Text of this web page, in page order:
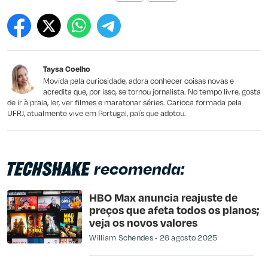
Este conteúdo contém informação incorreta
Outro
Taysa Coelho
Movida pela curiosidade, adora conhecer coisas novas e
acredita que, por isso, se tornou jornalista. No tempo livre, gosta
de ir à praia, ler, ver filmes e maratonar séries. Carioca formada pela
UFRJ, atualmente vive em Portugal, país que adotou.
recomenda:
HBO Max anuncia reajuste de
preços que afeta todos os planos;
veja os novos valores
William Schendes 26 agosto 2025